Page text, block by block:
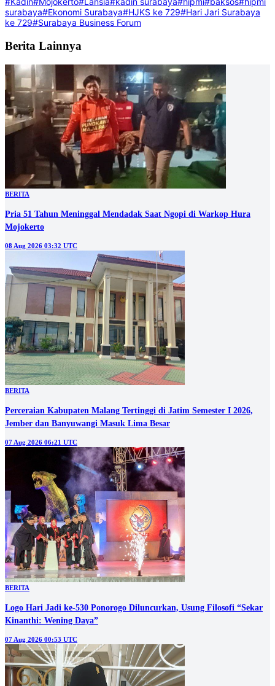
surabaya#Ekonomi Surabaya#HJKS ke 729#Hari Jari Surabaya
ke 729#Surabaya Business Forum
Berita Lainnya
BERITA
Pria 51 Tahun Meninggal Mendadak Saat Ngopi di Warkop Hura
Mojokerto
08 Aug 2026 03:32 UTC
BERITA
Perceraian Kabupaten Malang Tertinggi di Jatim Semester I 2026,
Jember dan Banyuwangi Masuk Lima Besar
07 Aug 2026 06:21 UTC
BERITA
Logo Hari Jadi ke-530 Ponorogo Diluncurkan, Usung Filosofi “Sekar
Kinanthi: Wening Daya”
07 Aug 2026 00:53 UTC